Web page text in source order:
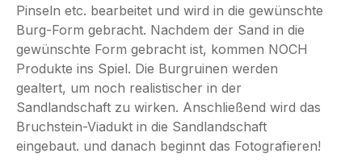
Pinseln etc. bearbeitet und wird in die gewünschte
Burg-Form gebracht. Nachdem der Sand in die
gewünschte Form gebracht ist, kommen NOCH
Produkte ins Spiel. Die Burgruinen werden
gealtert, um noch realistischer in der
Sandlandschaft zu wirken. Anschließend wird das
Bruchstein-Viadukt in die Sandlandschaft
eingebaut. und danach beginnt das Fotografieren!